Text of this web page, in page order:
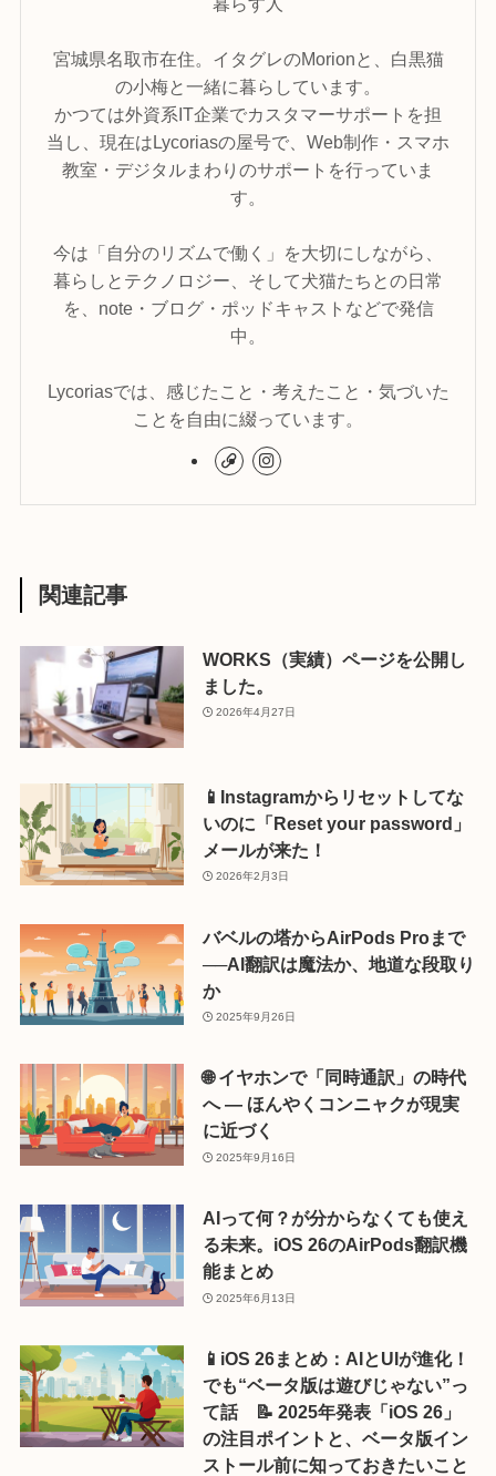
宮城県名取市在住。イタグレのMorionと、白黒猫
の小梅と一緒に暮らしています。
かつては外資系IT企業でカスタマーサポートを担
当し、現在はLycoriasの屋号で、Web制作・スマホ
教室・デジタルまわりのサポートを行っていま
す。
今は「自分のリズムで働く」を大切にしながら、
暮らしとテクノロジー、そして犬猫たちとの日常
を、note・ブログ・ポッドキャストなどで発信
中。
Lycoriasでは、感じたこと・考えたこと・気づいた
ことを自由に綴っています。
関連記事
WORKS（実績）ページを公開し
ました。
2026年4月27日
📱Instagramからリセットしてな
いのに「Reset your password」
メールが来た！
2026年2月3日
バベルの塔からAirPods Proまで
──AI翻訳は魔法か、地道な段取り
か
2025年9月26日
🌐 イヤホンで「同時通訳」の時代
へ ― ほんやくコンニャクが現実
に近づく
2025年9月16日
AIって何？が分からなくても使え
る未来。iOS 26のAirPods翻訳機
能まとめ
2025年6月13日
📱iOS 26まとめ：AIとUIが進化！
でも“ベータ版は遊びじゃない”っ
て話 📝 2025年発表「iOS 26」
の注目ポイントと、ベータ版イン
ストール前に知っておきたいこと